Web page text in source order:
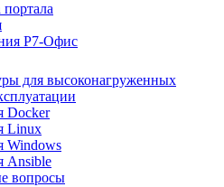
Р7-Офис
для высоконагруженных
Docker
Linux
Windows
Ansible
вопросы